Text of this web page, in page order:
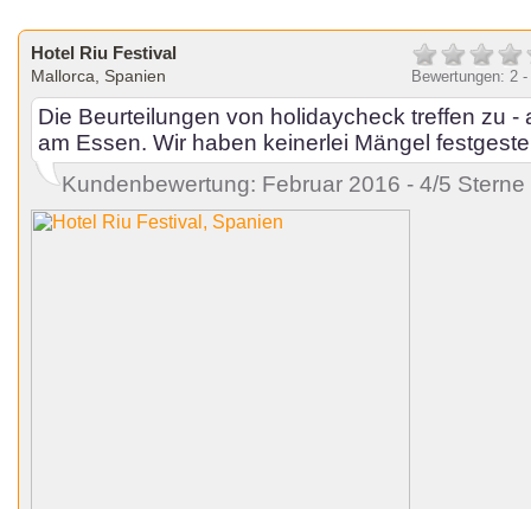
Hotel Riu Festival
Mallorca, Spanien Bewertungen: 2
Die Beurteilungen von holidaycheck treffen zu -
am Essen. Wir haben keinerlei Mängel
Kundenbewertung: Februar 2016 - 4/5 Sterne